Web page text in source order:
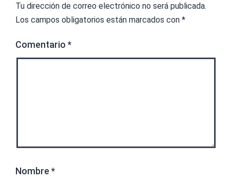
Tu dirección de correo electrónico no será publicada.
Los campos obligatorios están marcados con *
Comentario *
Nombre *